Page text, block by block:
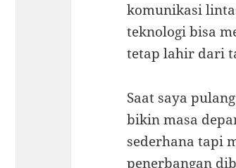
komunikasi
teknologi bisa
tetap lahir dari
Saat saya
bikin masa
sederhana tapi
penerbangan